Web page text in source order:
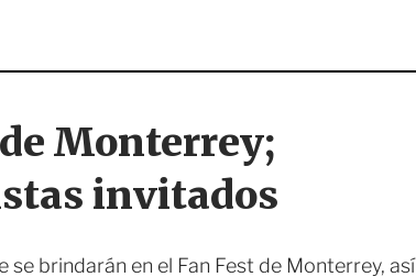
Monterrey;
invitados
brindarán en el Fan Fest de Monterrey, así